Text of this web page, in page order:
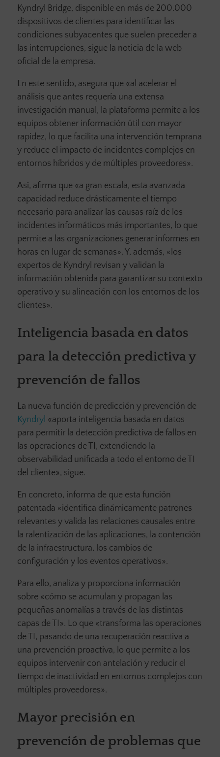
Kyndryl Bridge, disponible en más de 200.000
dispositivos de clientes para identificar las
condiciones subyacentes que suelen preceder a
las interrupciones, sigue la noticia de la web
oficial de la empresa.
En este sentido, asegura que «al acelerar el
análisis que antes requería una extensa
investigación manual, la plataforma permite a los
equipos obtener información útil con mayor
rapidez, lo que facilita una intervención temprana
y reduce el impacto de incidentes complejos en
entornos híbridos y de múltiples proveedores».
Así, afirma que «a gran escala, esta avanzada
capacidad reduce drásticamente el tiempo
necesario para analizar las causas raíz de los
incidentes informáticos más importantes, lo que
permite a las organizaciones generar informes en
horas en lugar de semanas». Y, además, «los
expertos de Kyndryl revisan y validan la
información obtenida para garantizar su contexto
operativo y su alineación con los entornos de los
clientes».
Inteligencia basada en datos
para la detección predictiva y
prevención de fallos
La nueva función de predicción y prevención de
Kyndryl «aporta inteligencia basada en datos
para permitir la detección predictiva de fallos en
las operaciones de TI, extendiendo la
observabilidad unificada a todo el entorno de TI
del cliente», sigue.
En concreto, informa de que esta función
patentada «identifica dinámicamente patrones
relevantes y valida las relaciones causales entre
la ralentización de las aplicaciones, la contención
de la infraestructura, los cambios de
configuración y los eventos operativos».
Para ello, analiza y proporciona información
sobre «cómo se acumulan y propagan las
pequeñas anomalías a través de las distintas
capas de TI». Lo que «transforma las operaciones
de TI, pasando de una recuperación reactiva a
una prevención proactiva, lo que permite a los
equipos intervenir con antelación y reducir el
tiempo de inactividad en entornos complejos con
múltiples proveedores».
Mayor precisión en
prevención de problemas que